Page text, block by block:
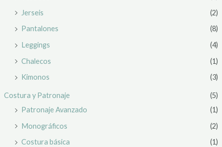
Jerseis
(2)
Pantalones
(8)
Leggings
(4)
Chalecos
(1)
Kimonos
(3)
Costura y Patronaje
(5)
Patronaje Avanzado
(1)
Monográficos
(2)
Costura básica
(1)